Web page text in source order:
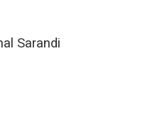
Sarandi